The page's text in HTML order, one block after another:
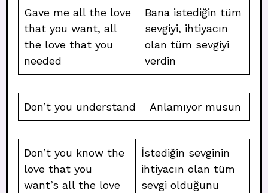
Gave me all the love
that you want, all
the love that you
needed
Bana istediğin tüm
sevgiyi, ihtiyacın
olan tüm sevgiyi
verdin
Don’t you understand Anlamıyor musun
Don’t you know the
love that you
want’s all the love
İstediğin sevginin
ihtiyacın olan tüm
sevgi olduğunu